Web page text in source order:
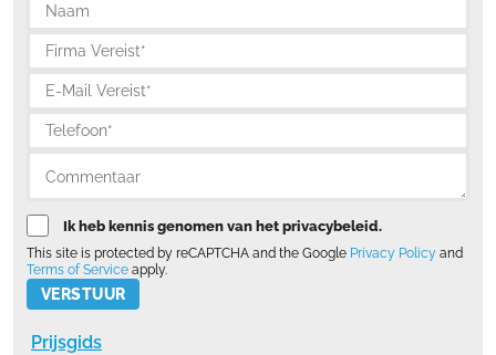
Ik heb kennis genomen van het privacybeleid.
This site is protected by reCAPTCHA and the Google Privacy Policy and
Terms of Service apply.
Please leave this field empty.
Prijsgids